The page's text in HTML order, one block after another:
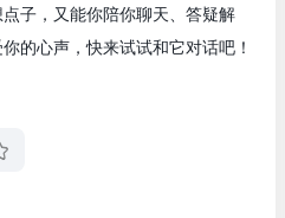
子，又能你陪你聊天、答疑解
的心声，快来试试和它对话吧！